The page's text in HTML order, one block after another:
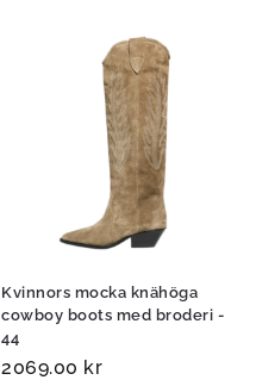
Kvinnors mocka knähöga
cowboy boots med broderi -
44
2069.00 kr